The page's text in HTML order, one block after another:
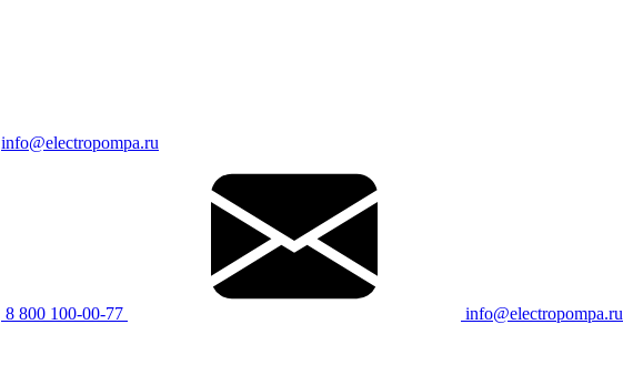
info@electropompa.ru
8 800 100-00-77 info@electropompa.ru